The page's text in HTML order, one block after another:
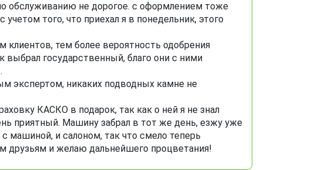
обслуживанию не дорогое. с оформлением тоже
того, что приехал я в понедельник, этого
клиентов, тем более вероятность одобрения
государственный, благо они с ними
экспертом, никаких подводных камне не
КАСКО в подарок, так как о ней я не знал
приятный. Машину забрал в тот же день, езжу уже
машиной, и салоном, так что смело теперь
друзьям и желаю дальнейшего процветания!